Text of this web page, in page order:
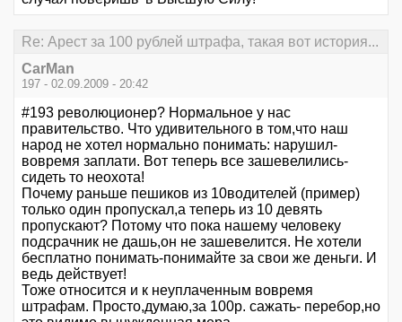
Re: Арест за 100 рублей штрафа, такая вот история...
CarMan
197 - 02.09.2009 - 20:42
#193 революционер? Нормальное у нас
правительство. Что удивительного в том,что наш
народ не хотел нормально понимать: нарушил-
вовремя заплати. Вот теперь все зашевелились-
сидеть то неохота!
Почему раньше пешиков из 10водителей (пример)
только один пропускал,а теперь из 10 девять
пропускают? Потому что пока нашему человеку
подсрачник не дашь,он не зашевелится. Не хотели
бесплатно понимать-понимайте за свои же деньги. И
ведь действует!
Тоже относится и к неуплаченным вовремя
штрафам. Просто,думаю,за 100р. сажать- перебор,но